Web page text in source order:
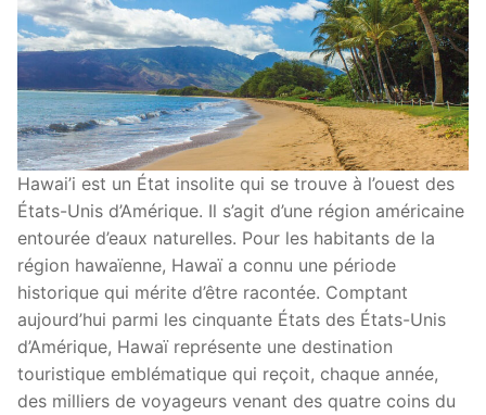
Hawai’i est un État insolite qui se trouve à l’ouest des
États-Unis d’Amérique. Il s’agit d’une région américaine
entourée d’eaux naturelles. Pour les habitants de la
région hawaïenne, Hawaï a connu une période
historique qui mérite d’être racontée. Comptant
aujourd’hui parmi les cinquante États des États-Unis
d’Amérique, Hawaï représente une destination
touristique emblématique qui reçoit, chaque année,
des milliers de voyageurs venant des quatre coins du